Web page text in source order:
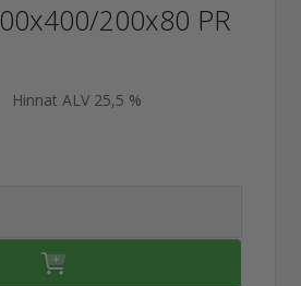
200x80 PR
Hinnat ALV 25,5 %